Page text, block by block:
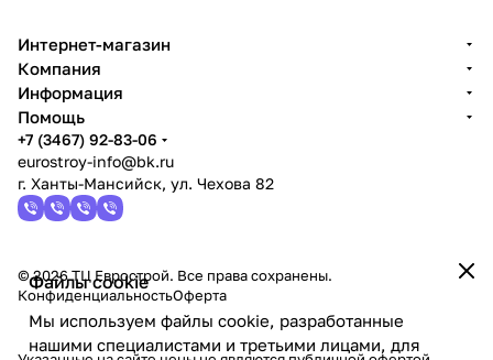
Файлы cookie
Мы используем файлы cookie, разработанные
нашими специалистами и третьими лицами, для
Интернет-магазин
Компания
Информация
Помощь
+7 (3467) 92-83-06
eurostroy-info@bk.ru
г. Ханты-Мансийск, ул. Чехова 82
© 2026 ТЦ Еврострой. Все права сохранены.
КонфиденциальностьОферта